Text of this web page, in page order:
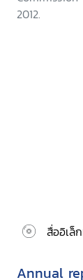
2012.
สื่ออิเล็
Annual